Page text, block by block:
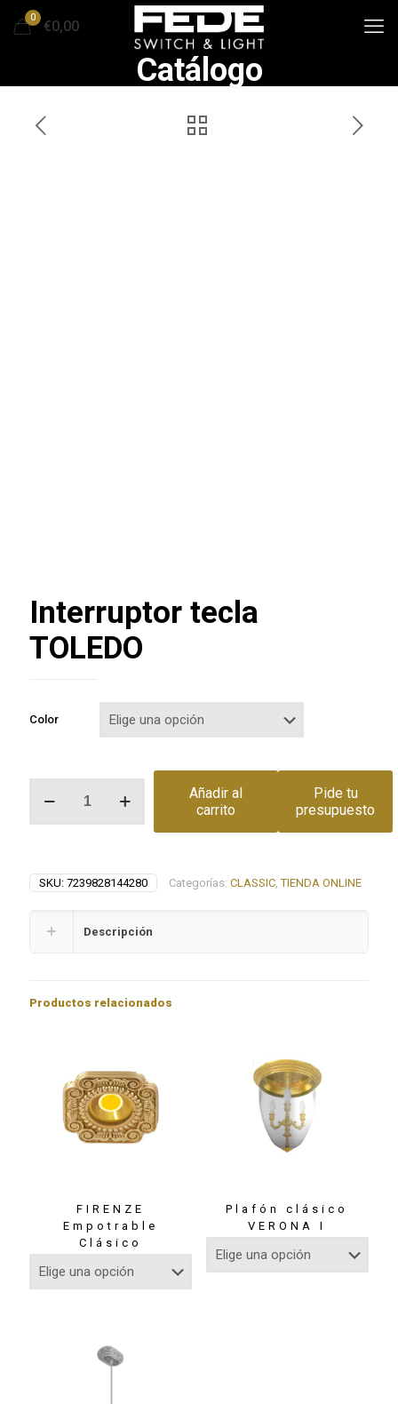
0
€0,00
Catálogo
Interruptor tecla
TOLEDO
Color
tecla
Añadir al
carrito
Pide tu
presupuesto
SKU: 7239828144280 Categorías: CLASSIC ,TIENDA ONLINE
Descripción
Productos relacionados
FIRENZE
Empotrable
Clásico
Plafón clásico
VERONA I